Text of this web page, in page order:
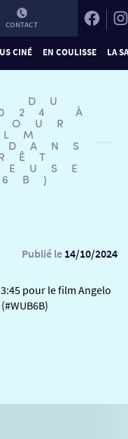
CONTACT
CINÉ EN COULISSE LA
DU
À
Publié le 14/10/2024
pour le film Angelo